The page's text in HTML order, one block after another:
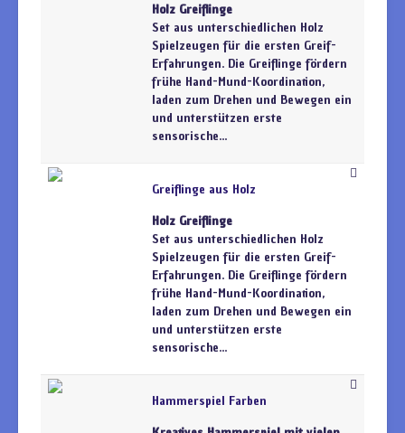
Holz Greiflinge
Set aus unterschiedlichen Holz
Spielzeugen für die ersten Greif-
Erfahrungen. Die Greiflinge fördern
frühe Hand-Mund-Koordination,
laden zum Drehen und Bewegen ein
und unterstützen erste
sensorische...
Greiflinge aus Holz
Holz Greiflinge
Set aus unterschiedlichen Holz
Spielzeugen für die ersten Greif-
Erfahrungen. Die Greiflinge fördern
frühe Hand-Mund-Koordination,
laden zum Drehen und Bewegen ein
und unterstützen erste
sensorische...
Hammerspiel Farben